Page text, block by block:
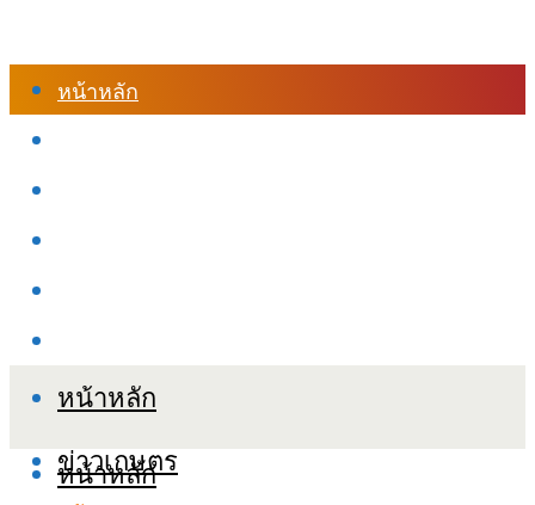
หน้าหลัก
หน้าหลัก
ข่าวเกษตร
หน้าหลัก